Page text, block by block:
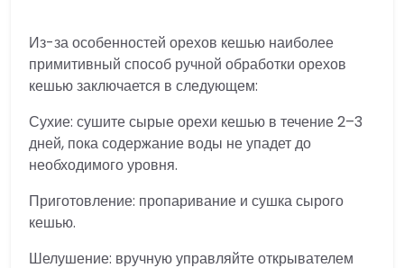
Из-за особенностей орехов кешью наиболее
примитивный способ ручной обработки орехов
кешью заключается в следующем:
Сухие: сушите сырые орехи кешью в течение 2–3
дней, пока содержание воды не упадет до
необходимого уровня.
Приготовление: пропаривание и сушка сырого
кешью.
Шелушение: вручную управляйте открывателем